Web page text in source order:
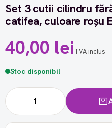
Set 3 cutii cilindru
catifea, culoare roșu
40,00 leiTVA inclus
Stoc disponibil